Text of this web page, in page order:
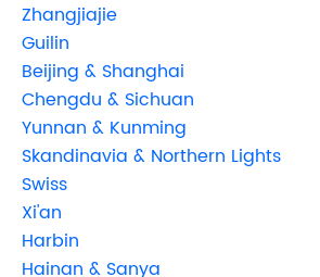
Zhangjiajie
Guilin
Beijing & Shanghai
Chengdu & Sichuan
Yunnan & Kunming
Skandinavia & Northern Lights
Swiss
Xi'an
Harbin
Hainan & Sanya